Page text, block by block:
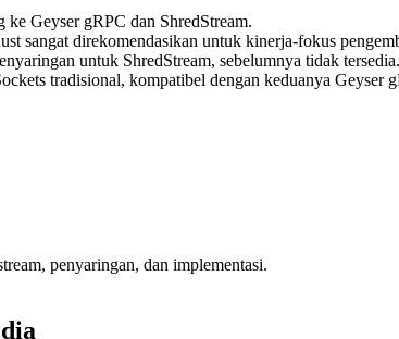
Geyser gRPC dan ShredStream.
sangat direkomendasikan untuk kinerja-fokus
untuk ShredStream, sebelumnya tidak tersedia.
tradisional, kompatibel dengan keduanya Geyser
penyaringan, dan implementasi.